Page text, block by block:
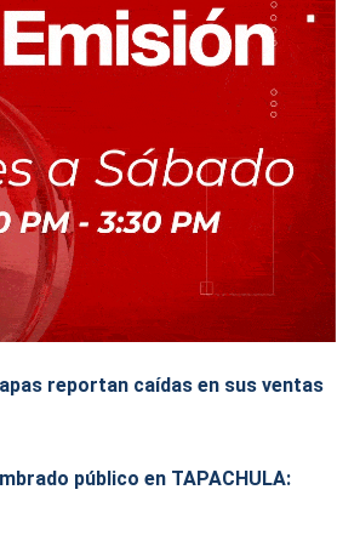
reportan caídas en sus ventas
público en TAPACHULA: